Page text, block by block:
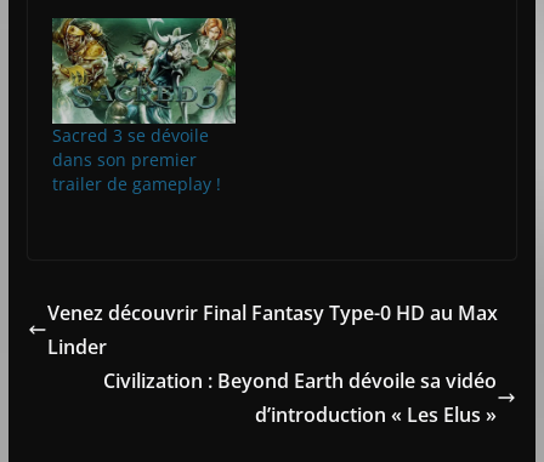
Sacred 3 se dévoile
dans son premier
trailer de gameplay !
Venez découvrir Final Fantasy Type-0 HD au Max
Linder
Civilization : Beyond Earth dévoile sa vidéo
d’introduction « Les Elus »